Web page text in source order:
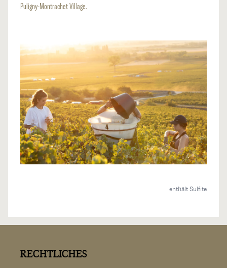
Puligny-Montrachet Village.
enthält Sulfite
RECHTLICHES